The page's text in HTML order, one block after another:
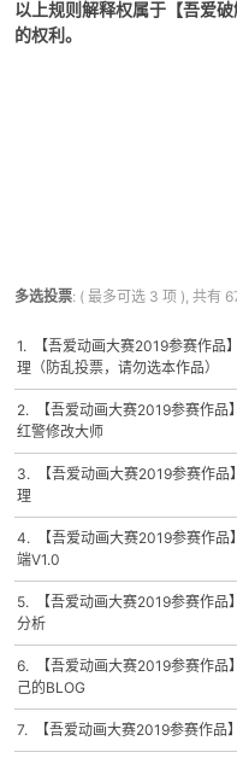
以上规则解释权属于【吾爱
的权利。
多选投票: ( 最多可选 3 项 ), 共有
1. 【吾爱动画大赛2019参赛作品
理（防乱投票，请勿选本作品）
2. 【吾爱动画大赛2019参赛作品
红警修改大师
3. 【吾爱动画大赛2019参赛作品
理
4. 【吾爱动画大赛2019参赛作品
端V1.0
5. 【吾爱动画大赛2019参赛作品
分析
6. 【吾爱动画大赛2019参赛作品
己的BLOG
7. 【吾爱动画大赛2019参赛作品